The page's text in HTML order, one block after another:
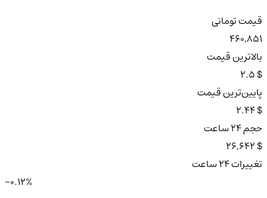
قیمت تومانی
460,851
بالاترین قیمت
$ 2.5
پایین‌ترین قیمت
$ 2.44
حجم ۲۴ ساعت
$ 26,642
تغییرات ۲۴ ساعت
-0.12%